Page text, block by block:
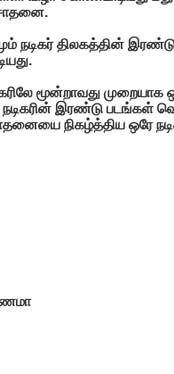
நடிகர் திலகத்தின்
மூன்றாவது முறையாக
இரண்டு படங்கள்
நிகழ்த்திய ஒரே